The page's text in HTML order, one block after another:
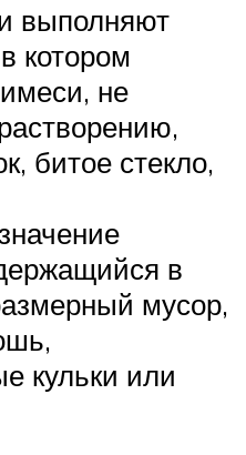
выполняют
котором
не
битое стекло,
в
мусор,
кульки или